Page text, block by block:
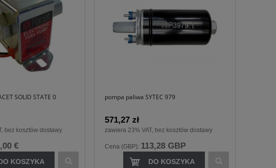
SOLID STATE 0
bez kosztów dostawy
€
KOSZYKA
pompa paliwa SYTEC 979
571,27 zł
zawiera 23% VAT, bez kosztów dostawy
Cena (GBP): 113,28 GBP
DO KOSZYKA